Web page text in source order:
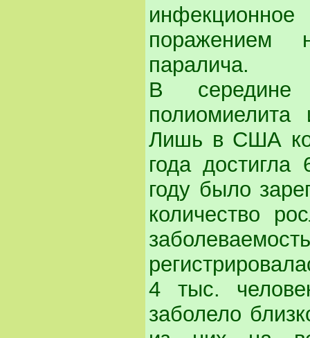
инфекционное
поражением
паралича.
В середине
Лишь в США
года
году было
количество
4 тыс.
заболело